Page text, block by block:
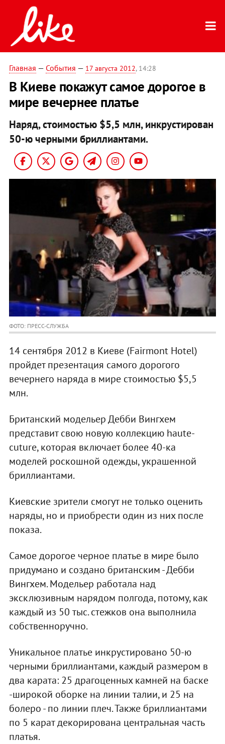
Главная — События — 17 августа 2012, 14:28
В Киеве покажут самое дорогое в
мире вечернее платье
Наряд, стоимостью $5,5 млн, инкрустирован
50-ю черными бриллиантами.
ФОТО: ПРЕСС-СЛУЖБА
14 сентября 2012 в Киеве (Fairmont Hotel)
пройдет презентация самого дорогого
вечернего наряда в мире стоимостью $5,5
млн.
Британский модельер Дебби Вингхем
представит свою новую коллекцию haute-
cuture, которая включает более 40-ка
моделей роскошной одежды, украшенной
бриллиантами.
Киевские зрители смогут не только оценить
наряды, но и приобрести один из них после
показа.
Самое дорогое черное платье в мире было
придумано и создано британским - Дебби
Вингхем. Модельер работала над
эксклюзивным нарядом полгода, потому, как
каждый из 50 тыс. стежков она выполнила
собственноручно.
Уникальное платье инкрустировано 50-ю
черными бриллиантами, каждый размером в
два карата: 25 драгоценных камней на баске
-широкой оборке на линии талии, и 25 на
болеро - по линии плеч. Также бриллиантами
по 5 карат декорирована центральная часть
платья.